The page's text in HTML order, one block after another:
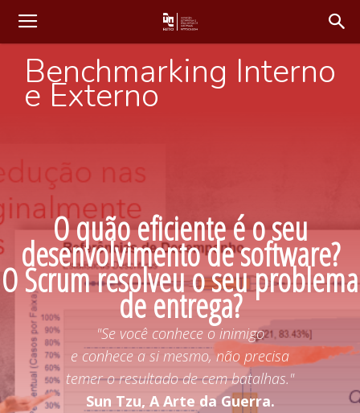
Benchmarking Interno
e Externo
O quão eficiente é o seu
desenvolvimento de software?
O Scrum resolveu o seu problema
de entrega?
"Se você conhece o inimigo
e conhece a si mesmo, não precisa
temer o resultado de cem batalhas."
Sun Tzu, A Arte da Guerra.